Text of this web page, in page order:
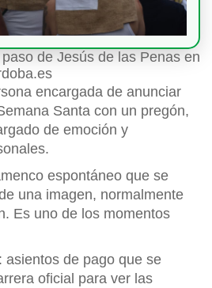
de Jesús de las Penas en
encargada de anunciar
Santa con un pregón,
de emoción y
espontáneo que se
una imagen, normalmente
Es uno de los momentos
: asientos de pago que se
oficial para ver las